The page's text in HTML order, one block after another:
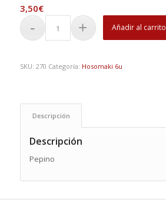
3,50€
Añadir al carrito
SKU: 270 Categoría: Hosomaki 6u
Descripción
Descripción
Pepino